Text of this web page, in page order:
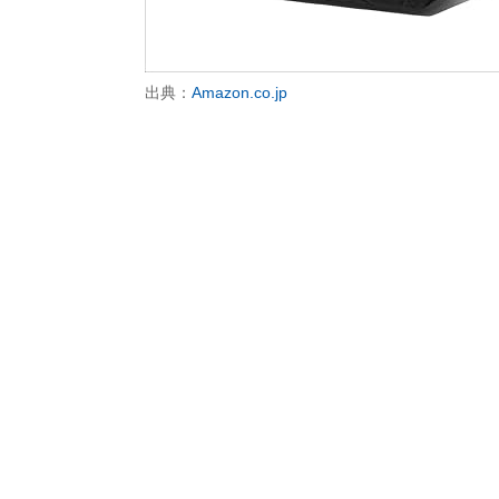
出典： Amazon.co.jp